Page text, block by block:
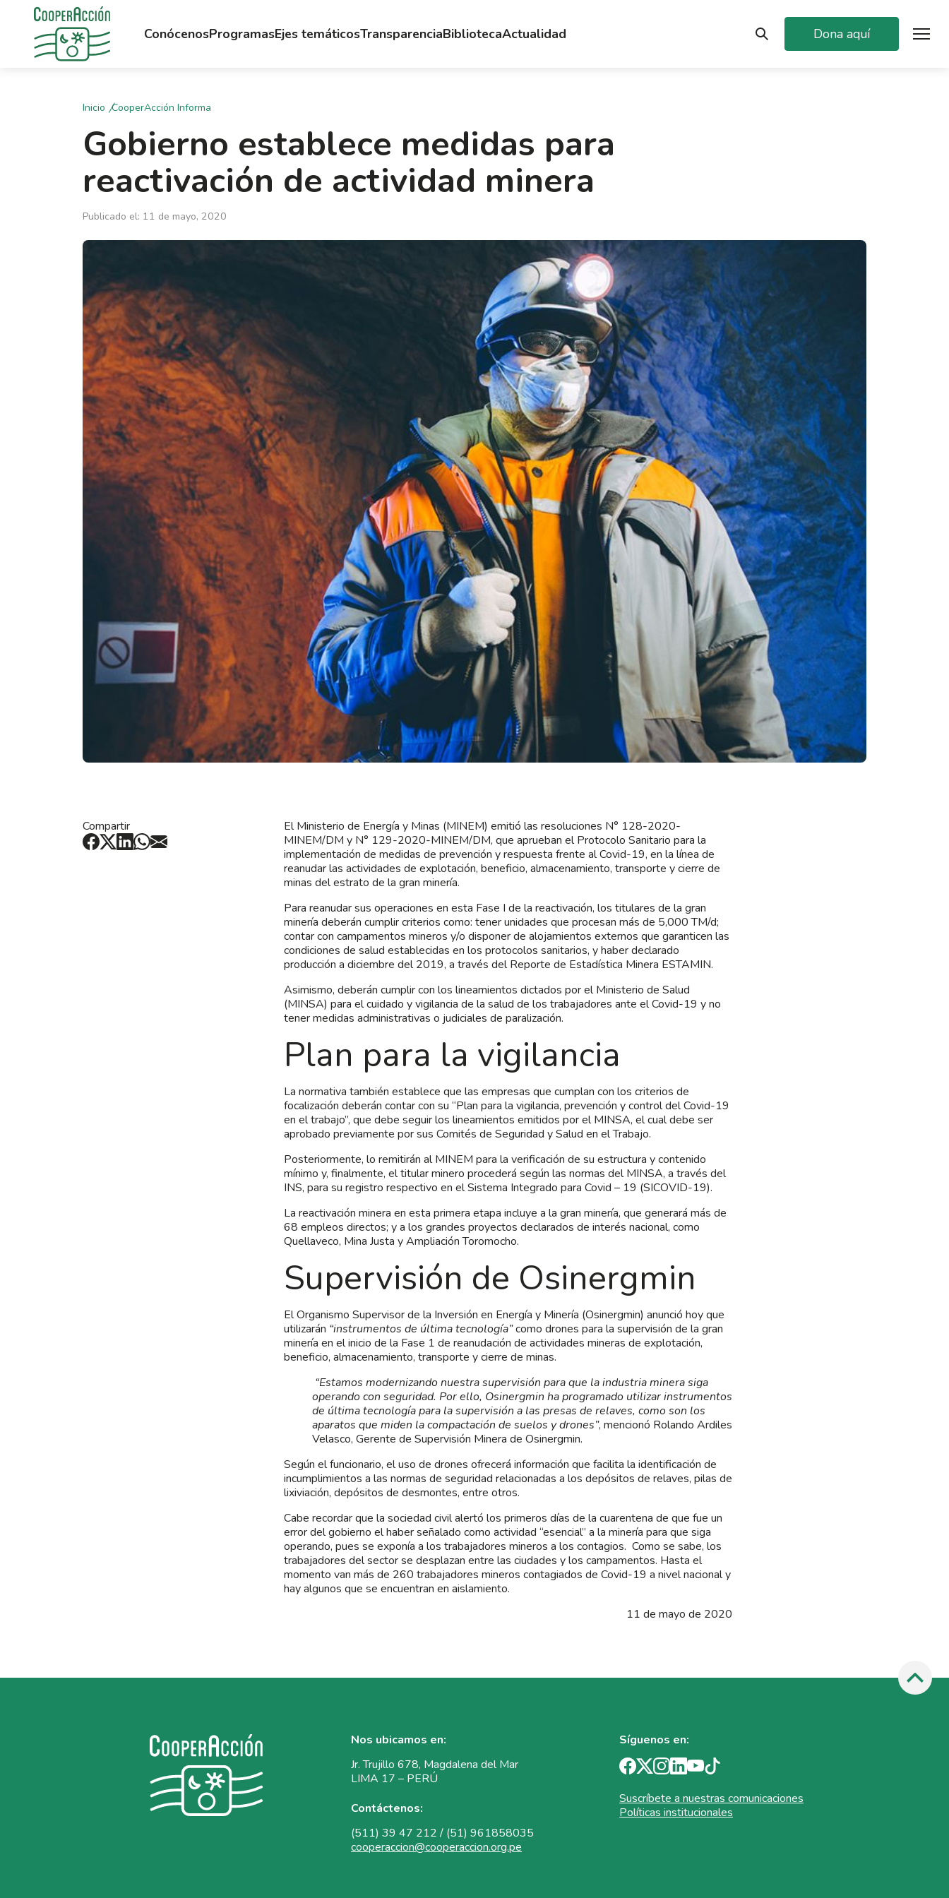
ConócenosProgramasEjes temáticosTransparenciaBibliotecaActualidad Dona aquí
Inicio CooperAcción Informa
Gobierno establece medidas para
reactivación de actividad minera
Publicado el: 11 de mayo, 2020
Compartir
El Ministerio de Energía y Minas (MINEM) emitió las resoluciones N° 128-2020-
MINEM/DM y N° 129-2020-MINEM/DM, que aprueban el Protocolo Sanitario para la
implementación de medidas de prevención y respuesta frente al Covid-19, en la línea de
reanudar las actividades de explotación, beneficio, almacenamiento, transporte y cierre de
minas del estrato de la gran minería.
Para reanudar sus operaciones en esta Fase I de la reactivación, los titulares de la gran
minería deberán cumplir criterios como: tener unidades que procesan más de 5,000 TM/d;
contar con campamentos mineros y/o disponer de alojamientos externos que garanticen las
condiciones de salud establecidas en los protocolos sanitarios, y haber declarado
producción a diciembre del 2019, a través del Reporte de Estadística Minera ESTAMIN.
Asimismo, deberán cumplir con los lineamientos dictados por el Ministerio de Salud
(MINSA) para el cuidado y vigilancia de la salud de los trabajadores ante el Covid-19 y no
tener medidas administrativas o judiciales de paralización.
Plan para la vigilancia
La normativa también establece que las empresas que cumplan con los criterios de
focalización deberán contar con su “Plan para la vigilancia, prevención y control del Covid-19
en el trabajo”, que debe seguir los lineamientos emitidos por el MINSA, el cual debe ser
aprobado previamente por sus Comités de Seguridad y Salud en el Trabajo.
Posteriormente, lo remitirán al MINEM para la verificación de su estructura y contenido
mínimo y, finalmente, el titular minero procederá según las normas del MINSA, a través del
INS, para su registro respectivo en el Sistema Integrado para Covid – 19 (SICOVID-19).
La reactivación minera en esta primera etapa incluye a la gran minería, que generará más de
68 empleos directos; y a los grandes proyectos declarados de interés nacional, como
Quellaveco, Mina Justa y Ampliación Toromocho.
Supervisión de Osinergmin
El Organismo Supervisor de la Inversión en Energía y Minería (Osinergmin) anunció hoy que
utilizarán “instrumentos de última tecnología”como drones para la supervisión de la gran
minería en el inicio de la Fase 1 de reanudación de actividades mineras de explotación,
beneficio, almacenamiento, transporte y cierre de minas.
“Estamos modernizando nuestra supervisión para que la industria minera siga
operando con seguridad. Por ello, Osinergmin ha programado utilizar instrumentos
de última tecnología para la supervisión a las presas de relaves, como son los
aparatos que miden la compactación de suelos y drones”, mencionó Rolando Ardiles
Velasco, Gerente de Supervisión Minera de Osinergmin.
Según el funcionario, el uso de drones ofrecerá información que facilita la identificación de
incumplimientos a las normas de seguridad relacionadas a los depósitos de relaves, pilas de
lixiviación, depósitos de desmontes, entre otros.
Cabe recordar que la sociedad civil alertó los primeros días de la cuarentena de que fue un
error del gobierno el haber señalado como actividad “esencial” a la minería para que siga
operando, pues se exponía a los trabajadores mineros a los contagios. Como se sabe, los
trabajadores del sector se desplazan entre las ciudades y los campamentos. Hasta el
momento van más de 260 trabajadores mineros contagiados de Covid-19 a nivel nacional y
hay algunos que se encuentran en aislamiento.
11 de mayo de 2020
Nos ubicamos en:
Jr. Trujillo 678, Magdalena del Mar
LIMA 17 – PERÚ
Contáctenos:
(511) 39 47 212 / (51) 961858035
cooperaccion@cooperaccion.org.pe
Síguenos en:
Suscríbete a nuestras comunicaciones
Políticas institucionales